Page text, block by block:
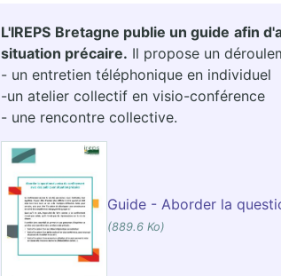
L'IREPS Bretagne publie un guide afin
situation précaire. Il propose un
- un entretien téléphonique en individuel
-un atelier collectif en visio-conférence
- une rencontre collective.
Guide - Aborder la
(889.6 Ko)